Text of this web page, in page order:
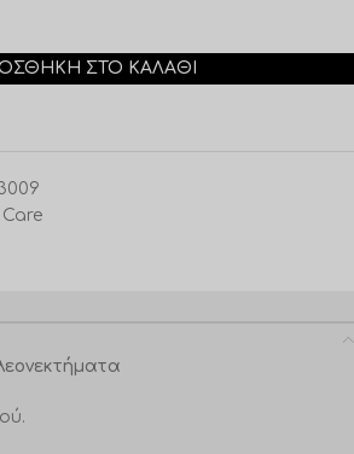
ΣΤΟ ΚΑΛΆΘΙ